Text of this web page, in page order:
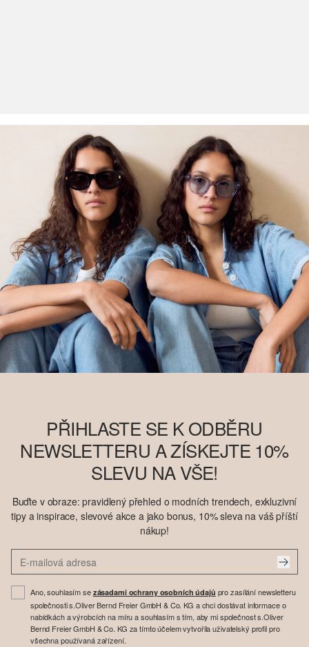
PŘIHLASTE SE K ODBĚRU
NEWSLETTERU A ZÍSKEJTE 10%
SLEVU NA VŠE!
Buďte v obraze: pravidlený přehled o modních trendech, exkluzivní
tipy a inspirace, slevové akce a jako bonus, 10% sleva na váš příští
nákup!
Ano, souhlasím se zásadami ochrany osobních údajů pro zasílání newsletteru
společnosti s.Oliver Bernd Freier GmbH & Co. KG a chci dostávat informace o
nabídkách a výrobcích na míru a souhlasím s tím, aby mi společnost s.Oliver
Bernd Freier GmbH & Co. KG za tímto účelem vytvořila uživatelský profil pro
všechna používaná zařízení.